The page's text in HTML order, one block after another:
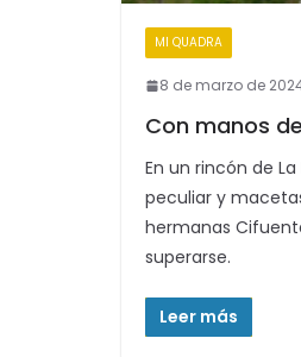
MI QUADRA
8 de marzo de
Con manos
En un rincón de
peculiar y
hermanas
superarse.
Leer más